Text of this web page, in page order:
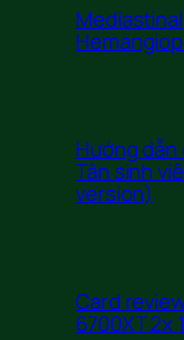
Mediastinal
Hướng
Tân sinh
version)
Card
6700XT 2x